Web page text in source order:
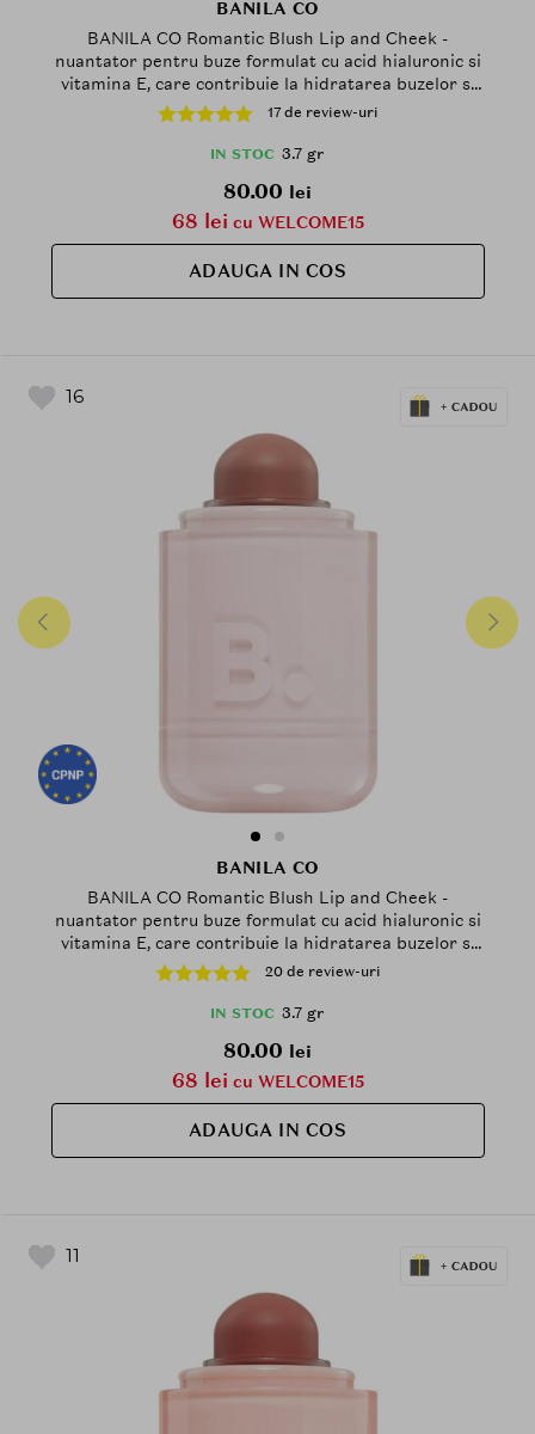
BANILA CO
BANILA CO Romantic Blush Lip and Cheek -
nuantator pentru buze formulat cu acid hialuronic si
vitamina E, care contribuie la hidratarea buzelor si
obrajilor si la metinerea confortului in utilizarea
zilnica - 3.7 gr - 02 Pink Some
17 de review-uri
IN STOC 3.7 gr
80.00 lei
68 lei cu WELCOME15
ADAUGA IN COS
16
BANILA CO
BANILA CO Romantic Blush Lip and Cheek -
nuantator pentru buze formulat cu acid hialuronic si
vitamina E, care contribuie la hidratarea buzelor si
obrajilor si la mentinerea confortului pe parcursul
zilei - 3.7 gr - 07 Glimmer
20 de review-uri
IN STOC 3.7 gr
80.00 lei
68 lei cu WELCOME15
ADAUGA IN COS
11